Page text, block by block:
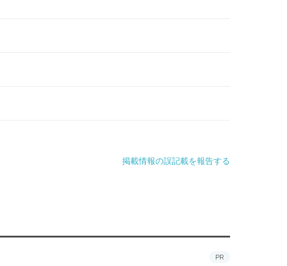
掲載情報の誤記載を報告する
PR